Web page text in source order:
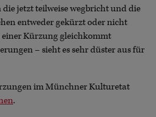
jetzt teilweise wegbricht und die
entweder gekürzt oder nicht
Kürzung gleichkommt
– sieht es sehr düster aus für
im Münchner Kulturetat
.